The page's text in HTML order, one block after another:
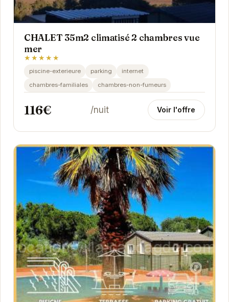
CHALET 35m2 climatisé 2 chambres vue
mer
★★★★★
piscine-exterieure parking
internet
chambres-familiales
chambres-non-fumeurs
116€ /nuit Voir l'offre